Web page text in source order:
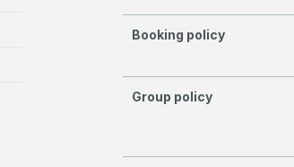
Booking policy
Group policy